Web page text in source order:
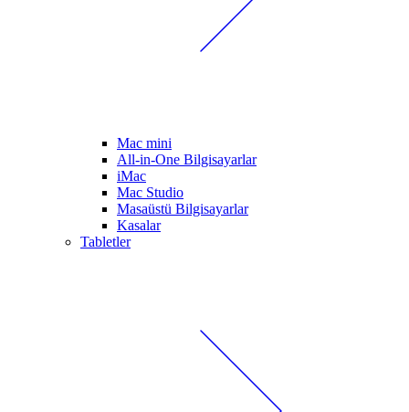
Mac mini
All-in-One Bilgisayarlar
iMac
Mac Studio
Masaüstü Bilgisayarlar
Kasalar
Tabletler